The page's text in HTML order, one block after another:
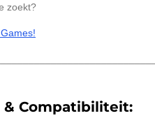
zoekt?
& Compatibiliteit: